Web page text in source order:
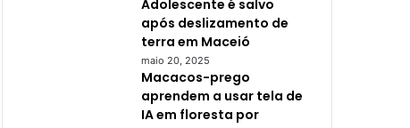
Adolescente é salvo
após deslizamento de
terra em Maceió
maio 20, 2025
Macacos-prego
aprendem a usar tela de
IA em floresta por